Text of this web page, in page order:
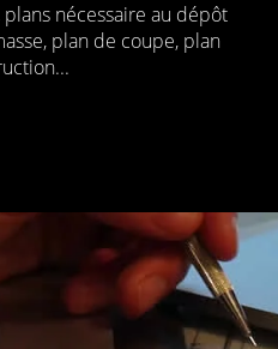
nécessaire au dépôt
plan de coupe, plan